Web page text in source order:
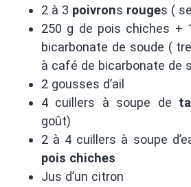
2 à 3 poivrons rouges (
250 g de pois chiches +
bicarbonate de soude (
à café de bicarbonate de
2 gousses d’ail
4 cuillers à soupe de
goût)
2 à 4 cuillers à soupe
pois chiches
Jus d’un citron